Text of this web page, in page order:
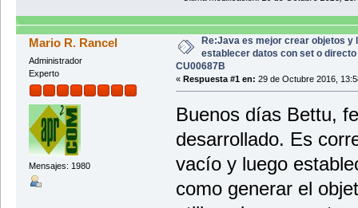
fechaCad.set(2020,9,3);
Calendar fechaEnv =
fechaEnv.set(2016,3,24);
ProductoFresco productoFresco1
fechaCad.set(2022,0,1);
fechaEnv.set(2015,7,6);
ProductoFresco productoFresco2
System.out.println("\n");
System.out.println("PRODUCTOS
fechaCad.set(2020,9,3);
fechaEnv.set(2014,0,1);
ProductoRefrigerado
fechaCad.set(2021,9,3);
fechaEnv.set(2015,0,2);
Mario R. Rancel
Administrador
Experto
Mensajes: 1980
Re:Java es mejor crear objetos y
establecer datos con set o directo
CU00687B
« Respuesta #1 en: 29 de Octubre 2016,
Buenos días Bettu,
desarrollado. Es
vacío y luego
como generar el